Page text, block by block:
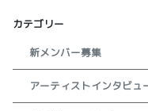
カテゴリー
新メンバー募集
アーティストインタビュ